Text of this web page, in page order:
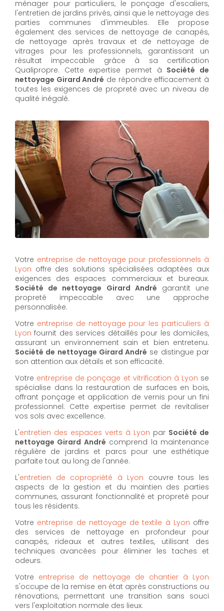
ménager pour particuliers, le ponçage d'escaliers,
l'entretien de jardins privés, ainsi que le nettoyage des
parties communes d'immeubles. Elle propose
également des services de nettoyage de canapés,
de nettoyage après travaux et de nettoyage de
vitrages pour les professionnels, garantissant un
résultat impeccable grâce à sa certification
Qualipropre. Cette expertise permet à Société de
nettoyage Girard André de répondre efficacement à
toutes les exigences de propreté avec un niveau de
qualité inégalé.
Votre entreprise de nettoyage pour professionnels à
Lyon offre des solutions spécialisées adaptées aux
exigences des espaces commerciaux et bureaux.
Société de nettoyage Girard André garantit une
propreté impeccable avec une approche
personnalisée.
Votre entreprise de nettoyage pour les particuliers à
Lyon fournit des services détaillés pour les domiciles,
assurant un environnement sain et bien entretenu.
Société de nettoyage Girard André se distingue par
son attention aux détails et son efficacité.
Votre entreprise de ponçage et vitrification à Lyon se
spécialise dans la restauration de surfaces en bois,
offrant ponçage et application de vernis pour un fini
professionnel. Cette expertise permet de revitaliser
vos sols avec excellence.
L'entretien des espaces verts à Lyon par Société de
nettoyage Girard André comprend la maintenance
régulière de jardins et parcs pour une esthétique
parfaite tout au long de l'année.
L'entretien de copropriété à Lyon couvre tous les
aspects de la gestion et du maintien des parties
communes, assurant fonctionnalité et propreté pour
tous les résidents.
Votre entreprise de nettoyage de textile à Lyon offre
des services de nettoyage en profondeur pour
canapés, rideaux et autres textiles, utilisant des
techniques avancées pour éliminer les taches et
odeurs.
Votre entreprise de nettoyage de chantier à Lyon
s'occupe de la remise en état après constructions ou
rénovations, permettant une transition sans souci
vers l'exploitation normale des lieux.